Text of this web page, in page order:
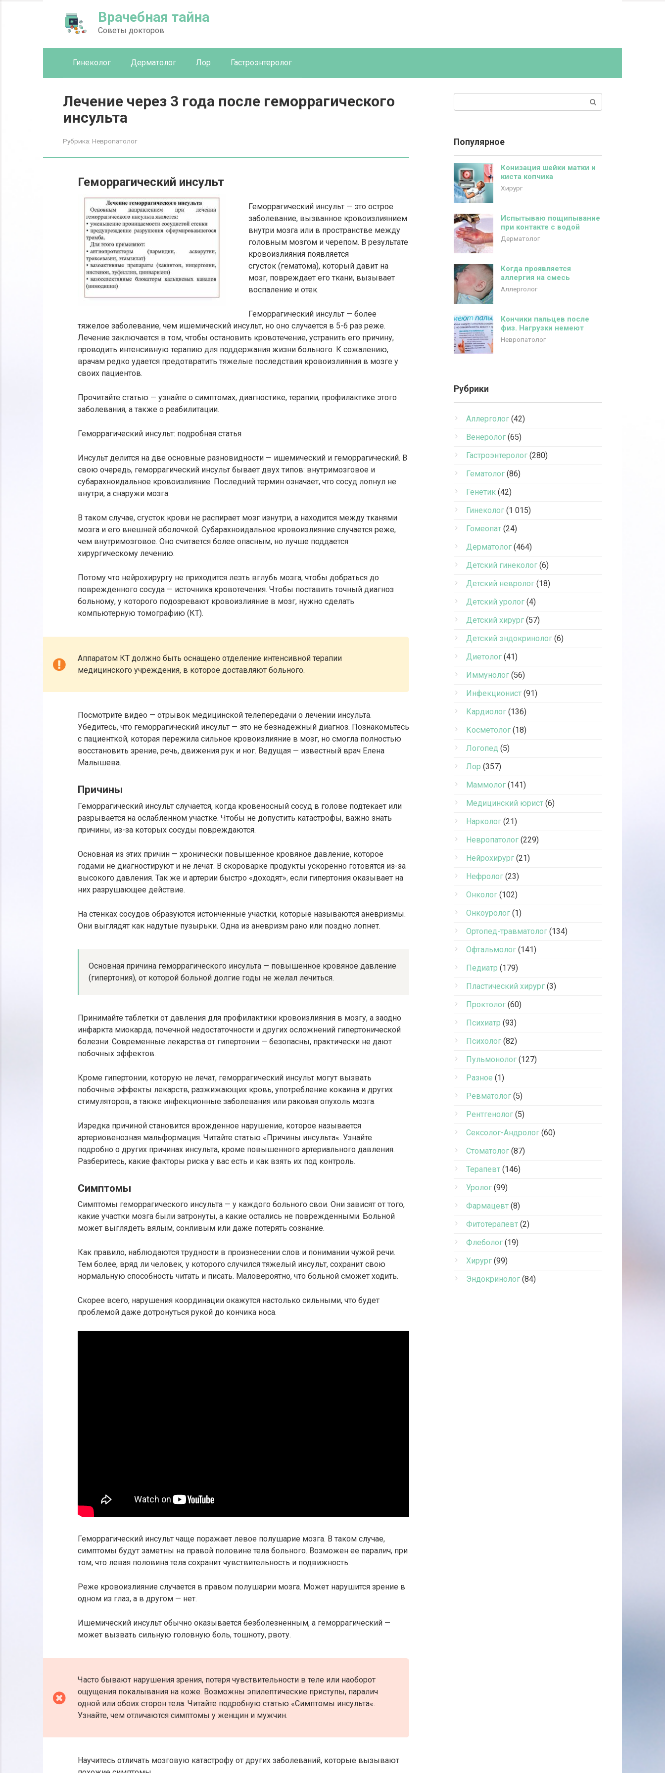
Врачебная тайна
Советы докторов
Гинеколог Дерматолог Лор Гастроэнтеролог
Лечение через 3 года после геморрагического
инсульта
Рубрика: Невропатолог
Геморрагический инсульт
Геморрагический инсульт — это острое
заболевание, вызванное кровоизлиянием
внутри мозга или в пространстве между
головным мозгом и черепом. В результате
кровоизлияния появляется
сгусток (гематома), который давит на
мозг, повреждает его ткани, вызывает
воспаление и отек.
Геморрагический инсульт — более
тяжелое заболевание, чем ишемический инсульт, но оно случается в 5-6 раз реже.
Лечение заключается в том, чтобы остановить кровотечение, устранить его причину,
проводить интенсивную терапию для поддержания жизни больного. К сожалению,
врачам редко удается предотвратить тяжелые последствия кровоизлияния в мозге у
своих пациентов.
Прочитайте статью — узнайте о симптомах, диагностике, терапии, профилактике этого
заболевания, а также о реабилитации.
Геморрагический инсульт: подробная статья
Инсульт делится на две основные разновидности — ишемический и геморрагический. В
свою очередь, геморрагический инсульт бывает двух типов: внутримозговое и
субарахноидальное кровоизлияние. Последний термин означает, что сосуд лопнул не
внутри, а снаружи мозга.
В таком случае, сгусток крови не распирает мозг изнутри, а находится между тканями
мозга и его внешней оболочкой. Субарахноидальное кровоизлияние случается реже,
чем внутримозговое. Оно считается более опасным, но лучше поддается
хирургическому лечению.
Потому что нейрохирургу не приходится лезть вглубь мозга, чтобы добраться до
поврежденного сосуда — источника кровотечения. Чтобы поставить точный диагноз
больному, у которого подозревают кровоизлияние в мозг, нужно сделать
компьютерную томографию (КТ).
Аппаратом КТ должно быть оснащено отделение интенсивной терапии
медицинского учреждения, в которое доставляют больного.
Посмотрите видео — отрывок медицинской телепередачи о лечении инсульта.
Убедитесь, что геморрагический инсульт — это не безнадежный диагноз. Познакомьтесь
с пациенткой, которая пережила сильное кровоизлияние в мозг, но смогла полностью
восстановить зрение, речь, движения рук и ног. Ведущая — известный врач Елена
Малышева.
Причины
Геморрагический инсульт случается, когда кровеносный сосуд в голове подтекает или
разрывается на ослабленном участке. Чтобы не допустить катастрофы, важно знать
причины, из-за которых сосуды повреждаются.
Основная из этих причин — хронически повышенное кровяное давление, которое
годами не диагностируют и не лечат. В скороварке продукты ускоренно готовятся из-за
высокого давления. Так же и артерии быстро «доходят», если гипертония оказывает на
них разрушающее действие.
На стенках сосудов образуются истонченные участки, которые называются аневризмы.
Они выглядят как надутые пузырьки. Одна из аневризм рано или поздно лопнет.
Основная причина геморрагического инсульта — повышенное кровяное давление
(гипертония), от которой больной долгие годы не желал лечиться.
Принимайте таблетки от давления для профилактики кровоизлияния в мозгу, а заодно
инфаркта миокарда, почечной недостаточности и других осложнений гипертонической
болезни. Современные лекарства от гипертонии — безопасны, практически не дают
побочных эффектов.
Кроме гипертонии, которую не лечат, геморрагический инсульт могут вызвать
побочные эффекты лекарств, разжижающих кровь, употребление кокаина и других
стимуляторов, а также инфекционные заболевания или раковая опухоль мозга.
Изредка причиной становится врожденное нарушение, которое называется
артериовенозная мальформация. Читайте статью «Причины инсульта«. Узнайте
подробно о других причинах инсульта, кроме повышенного артериального давления.
Разберитесь, какие факторы риска у вас есть и как взять их под контроль.
Симптомы
Симптомы геморрагического инсульта — у каждого больного свои. Они зависят от того,
какие участки мозга были затронуты, а какие остались не поврежденными. Больной
может выглядеть вялым, сонливым или даже потерять сознание.
Как правило, наблюдаются трудности в произнесении слов и понимании чужой речи.
Тем более, вряд ли человек, у которого случился тяжелый инсульт, сохранит свою
нормальную способность читать и писать. Маловероятно, что больной сможет ходить.
Скорее всего, нарушения координации окажутся настолько сильными, что будет
проблемой даже дотронуться рукой до кончика носа.
Геморрагический инсульт чаще поражает левое полушарие мозга. В таком случае,
симптомы будут заметны на правой половине тела больного. Возможен ее паралич, при
том, что левая половина тела сохранит чувствительность и подвижность.
Реже кровоизлияние случается в правом полушарии мозга. Может нарушится зрение в
одном из глаз, а в другом — нет.
Ишемический инсульт обычно оказывается безболезненным, а геморрагический —
может вызвать сильную головную боль, тошноту, рвоту.
Часто бывают нарушения зрения, потеря чувствительности в теле или наоборот
ощущения покалывания на коже. Возможны эпилептические приступы, паралич
одной или обоих сторон тела. Читайте подробную статью «Симптомы инсульта«.
Узнайте, чем отличаются симптомы у женщин и мужчин.
Научитесь отличать мозговую катастрофу от других заболеваний, которые вызывают
Популярное
Конизация шейки матки и
киста копчика
Хирург
Испытываю пощипывание
при контакте с водой
Дерматолог
Когда проявляется
аллергия на смесь
Аллерголог
Кончики пальцев после
физ. Нагрузки немеют
Невропатолог
Рубрики
Аллерголог (42)
Венеролог (65)
Гастроэнтеролог (280)
Гематолог (86)
Генетик (42)
Гинеколог (1 015)
Гомеопат (24)
Дерматолог (464)
Детский гинеколог (6)
Детский невролог (18)
Детский уролог (4)
Детский хирург (57)
Детский эндокринолог (6)
Диетолог (41)
Иммунолог (56)
Инфекционист (91)
Кардиолог (136)
Косметолог (18)
Логопед (5)
Лор (357)
Маммолог (141)
Медицинский юрист (6)
Нарколог (21)
Невропатолог (229)
Нейрохирург (21)
Нефролог (23)
Онколог (102)
Онкоуролог (1)
Ортопед-травматолог (134)
Офтальмолог (141)
Педиатр (179)
Пластический хирург (3)
Проктолог (60)
Психиатр (93)
Психолог (82)
Пульмонолог (127)
Разное (1)
Ревматолог (5)
Рентгенолог (5)
Сексолог-Андролог (60)
Стоматолог (87)
Терапевт (146)
Уролог (99)
Фармацевт (8)
Фитотерапевт (2)
Флеболог (19)
Хирург (99)
Эндокринолог (84)